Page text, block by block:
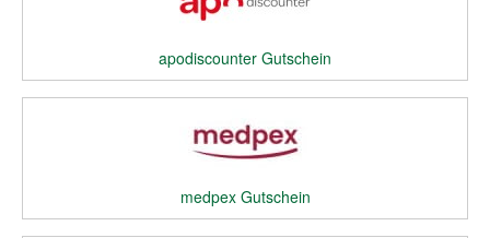
apodiscounter Gutschein
medpex Gutschein